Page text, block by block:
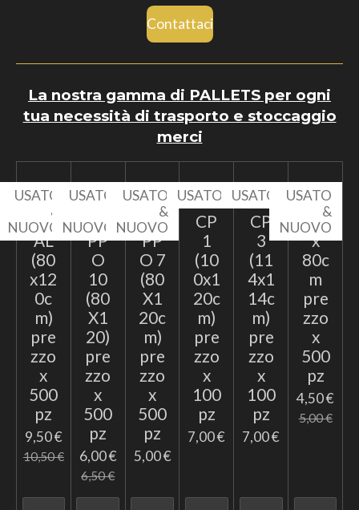
Contattaci
La nostra gamma di PALLETS per ogni
tua necessità di trasporto e stoccaggio
merci
USATO
&
NUOVO
EP
AL
(80
x12
0c
m)
pre
zzo
x
500
pz
9,50 €
10,50 €
USATO
NUOVO
TA
PP
O
10
(80
X1
20)
pre
zzo
x
500
pz
6,00 €
6,50 €
USATO
&
NUOVO
TA
PP
O 7
(80
X1
20c
m)
pre
zzo
x
500
pz
5,00 €
USATO
CP
1
(10
0x1
20c
m)
pre
zzo
x
100
pz
7,00 €
USATO
CP
3
(11
4x1
14c
m)
pre
zzo
x
100
pz
7,00 €
USATO
&
NUOVO
60
x
80c
m
pre
zzo
x
500
pz
4,50 €
5,00 €